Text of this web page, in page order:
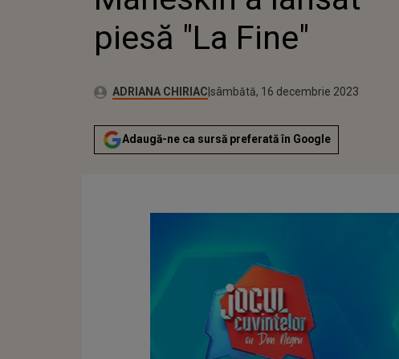
piesă "La Fine"
Autor:ADRIANA CHIRIACPublicat:
vineri, 16 decembrie 2022
Actualizat:
sâmbătă, 16 decembrie 2023
Adaugă-ne ca sursă preferată în Google